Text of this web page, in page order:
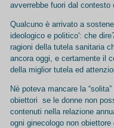
avverrebbe fuori dal
Qualcuno è arrivato a
ideologico e politico': che
ragioni della tutela sanitaria
ancora oggi, e certamente il
della miglior tutela ed
Nè poteva mancare la
obiettori se le donne non
contenuti nella relazione
ogni ginecologo non